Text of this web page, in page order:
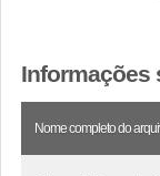
Informações
Nome completo do